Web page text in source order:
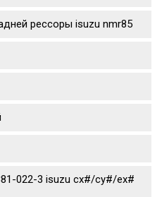
рессоры isuzu nmr85
022-3 isuzu cx#/cy#/ex#